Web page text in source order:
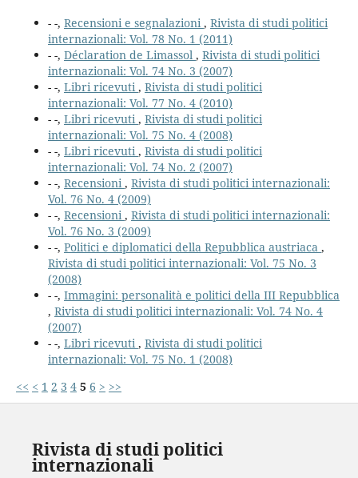
- -, Recensioni e segnalazioni, Rivista di studi politici
internazionali: Vol. 78 No. 1 (2011)
- -, Déclaration de Limassol , Rivista di studi politici
internazionali: Vol. 74 No. 3 (2007)
- -, Libri ricevuti, Rivista di studi politici
internazionali: Vol. 77 No. 4 (2010)
- -, Libri ricevuti, Rivista di studi politici
internazionali: Vol. 75 No. 4 (2008)
- -, Libri ricevuti, Rivista di studi politici
internazionali: Vol. 74 No. 2 (2007)
- -, Recensioni, Rivista di studi politici internazionali:
Vol. 76 No. 4 (2009)
- -, Recensioni, Rivista di studi politici internazionali:
Vol. 76 No. 3 (2009)
- -, Politici e diplomatici della Repubblica austriaca ,
Rivista di studi politici internazionali: Vol. 75 No. 3
(2008)
- -, Immagini: personalità e politici della III Repubblica
, Rivista di studi politici internazionali: Vol. 74 No. 4
(2007)
- -, Libri ricevuti, Rivista di studi politici
internazionali: Vol. 75 No. 1 (2008)
<< < 1 2 3 4 5 6 > >>
Rivista di studi politici
internazionali